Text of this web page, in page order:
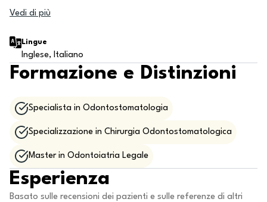
Vedi di più
Lingue
Inglese, Italiano
Formazione e Distinzioni
Specialista in Odontostomatologia
Specializzazione in Chirurgia Odontostomatologica
Master in Odontoiatria Legale
Esperienza
Basato sulle recensioni dei pazienti e sulle referenze di altri